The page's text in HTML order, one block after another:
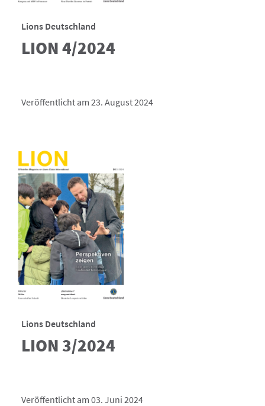
Lions Deutschland
LION 4/2024
Veröffentlicht am 23. August 2024
Lions Deutschland
LION 3/2024
Veröffentlicht am 03. Juni 2024